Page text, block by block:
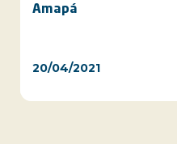
Amapá
20/04/2021